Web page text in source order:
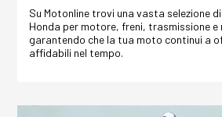
Su Motonline trovi una vasta selezione
Honda per motore, freni, trasmissione
garantendo che la tua moto continui a
affidabili nel tempo.